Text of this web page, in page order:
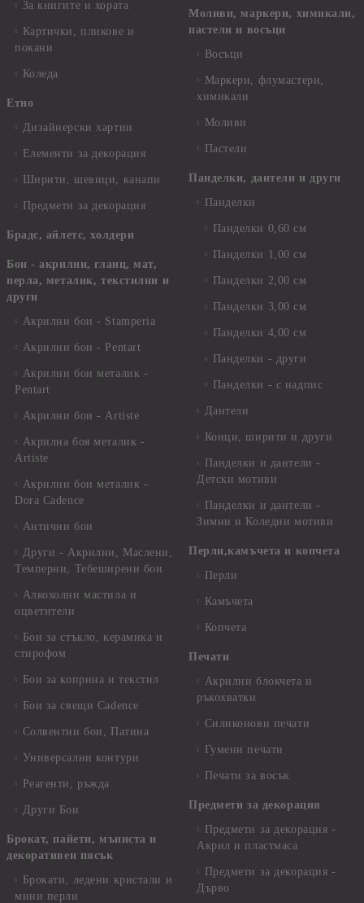
За книгите и хората
Картички, пликове и
покани
Коледа
Етно
Дизайнерски хартии
Елементи за декорация
Ширити, шевици, канапи
Предмети за декорация
Брадс, айлетс, холдери
Бои - акрилни, гланц, мат,
перла, металик, текстилни и
други
Акрилни бои - Stamperia
Акрилни бои - Pentart
Акрилни бои металик -
Pentart
Акрилни бои - Artiste
Акрилна боя металик -
Artiste
Акрилни бои металик -
Dora Cadence
Антични бои
Други - Акрилни, Маслени,
Темперни, Тебеширени бои
Алкохолни мастила и
оцветители
Бои за стъкло, керамика и
стирофом
Бои за коприна и текстил
Бои за свещи Cadence
Солвентни бои, Патина
Универсални контури
Реагенти, ръжда
Други Бои
Брокат, пайети, мъниста и
декоративен пясък
Брокати, ледени кристали и
мини перли
Моливи, маркери, химикали,
пастели и восъци
Восъци
Маркери, флумастери,
химикали
Моливи
Пастели
Панделки, дантели и други
Панделки
Панделки 0,60 см
Панделки 1,00 см
Панделки 2,00 см
Панделки 3,00 см
Панделки 4,00 см
Панделки - други
Панделки - с надпис
Дантели
Конци, ширити и други
Панделки и дантели -
Детски мотиви
Панделки и дантели -
Зимни и Коледни мотиви
Перли,камъчета и копчета
Перли
Камъчета
Копчета
Печати
Акрилни блокчета и
ръкохватки
Силиконови печати
Гумени печати
Печати за восък
Предмети за декорация
Предмети за декорация -
Акрил и пластмаса
Предмети за декорация -
Дърво